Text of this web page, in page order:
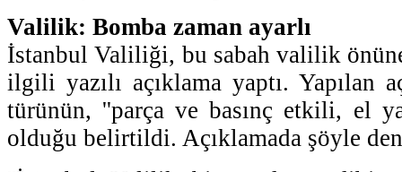
Valilik: Bomba zaman ayarlı
İstanbul Valiliği, bu sabah valilik
ilgili yazılı açıklama yaptı. Yapılan
türünün, ''parça ve basınç etkili, el
olduğu belirtildi. Açıklamada şöyle